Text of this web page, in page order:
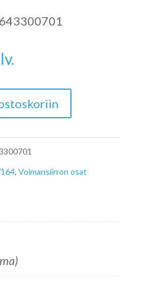
, Voimansiirron osat